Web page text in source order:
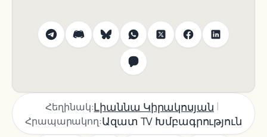
Հեղինակ:Լիաննա Կիրակոսյան |
Հրապարակող:Ազատ TV Խմբագրություն